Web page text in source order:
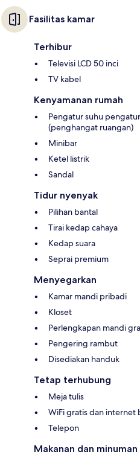
Fasilitas kamar
Terhibur
Televisi LCD 50 inci
TV kabel
Kenyamanan rumah
Pengatur suhu
(penghangat ruangan)
Minibar
Ketel listrik
Sandal
Tidur nyenyak
Pilihan bantal
Tirai kedap cahaya
Kedap suara
Seprai premium
Menyegarkan
Kamar mandi pribadi
Kloset
Perlengkapan mandi
Pengering rambut
Disediakan handuk
Tetap terhubung
Meja tulis
WiFi gratis dan internet
Telepon
Makanan dan minuman